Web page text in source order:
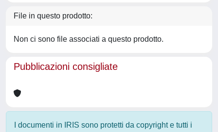
File in questo prodotto:
Non ci sono file associati a questo prodotto.
Pubblicazioni consigliate
I documenti in IRIS sono protetti da copyright e tutti i